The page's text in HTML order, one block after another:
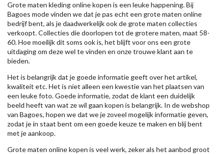
Grote maten kleding online kopen is een leuke happening. Bij
Bagoes mode vinden we dat je pas echt een grote maten online
bedrijf bent, als je daadwerkelijk ook de grote maten collecties
verkoopt. Collecties die doorlopen tot de grotere maten, maat 58-
60. Hoe moeilijk dit soms ook is, het blijft voor ons een grote
uitdaging om deze wel te vinden en onze trouwe klant aan te
bieden.
Het is belangrijk dat je goede informatie geeft over het artikel,
kwaliteit etc. Het is niet alleen een kwestie van het plaatsen van
een leuke foto. Goede informatie, zodat de klant een duidelijk
beeld heeft van wat ze wil gaan kopen is belangrijk. In de webshop
van Bagoes, hopen we dat we je zoveel mogelijk informatie geven,
zodat je in staat bent om een goede keuze te maken en blij bent
met je aankoop.
Grote maten online kopen is veel werk, zeker als het aanbod groot